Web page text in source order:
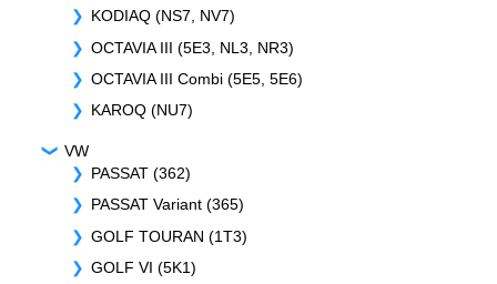
KODIAQ (NS7, NV7)
OCTAVIA III (5E3, NL3, NR3)
OCTAVIA III Combi (5E5, 5E6)
KAROQ (NU7)
VW
PASSAT (362)
PASSAT Variant (365)
GOLF TOURAN (1T3)
GOLF VI (5K1)